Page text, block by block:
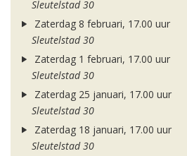
Sleutelstad 30
Zaterdag 8 februari, 17.00 uur
Sleutelstad 30
Zaterdag 1 februari, 17.00 uur
Sleutelstad 30
Zaterdag 25 januari, 17.00 uur
Sleutelstad 30
Zaterdag 18 januari, 17.00 uur
Sleutelstad 30